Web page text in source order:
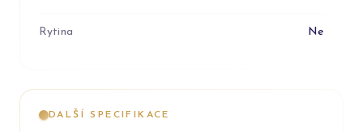
Rytina Ne
DALŠÍ SPECIFIKACE